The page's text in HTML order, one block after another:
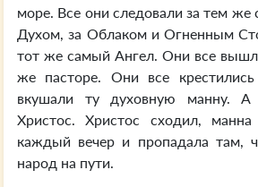
море. Все они следовали за тем
Духом, за Облаком и Огненным
тот же самый Ангел. Они все
же пасторе. Они все
вкушали ту духовную манну.
Христос. Христос сходил,
каждый вечер и пропадала там,
народ на пути.